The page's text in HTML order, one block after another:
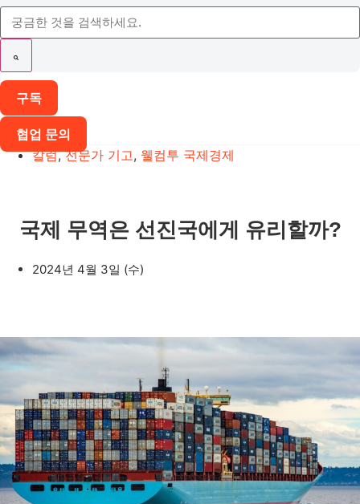
구독
협업 문의
칼럼,전문가 기고, 웰컴투 국제경제
국제 무역은 선진국에게 유리할까?
2024년 4월 3일 (수)